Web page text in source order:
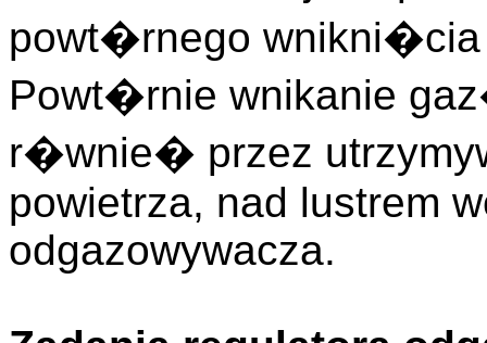
powt�rnego
Powt�rnie wnikanie
r�wnie� przez
powietrza, nad lustrem
odgazowywacza.